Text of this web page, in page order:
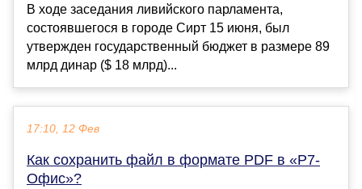
В ходе заседания ливийского парламента,
состоявшегося в городе Сирт 15 июня, был
утвержден государственный бюджет в размере 89
млрд динар ($ 18 млрд)...
17:10, 12 Фев
Как сохранить файл в формате PDF в «Р7-
Офис»?